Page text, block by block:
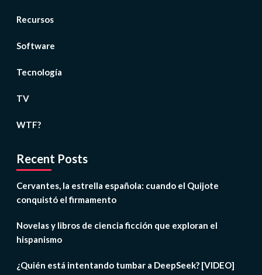
Recursos
Software
Tecnología
TV
WTF?
Recent Posts
Cervantes, la estrella española: cuando el Quijote
conquistó el firmamento
Novelas y libros de ciencia ficción que exploran el
hispanismo
¿Quién está intentando tumbar a DeepSeek? [VIDEO]